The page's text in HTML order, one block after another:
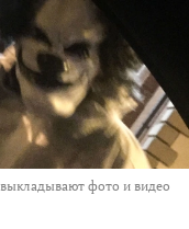
фото и видео